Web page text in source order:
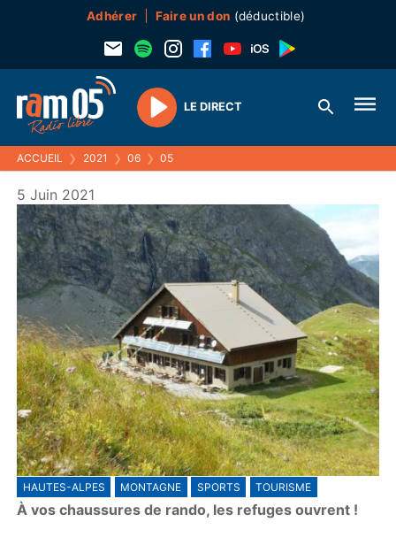
Adhérer Faire un don (déductible)
Play
LE DIRECT
ACCUEIL ❯ 2021 ❯ 06 ❯ 05
5 Juin 2021
HAUTES-ALPES MONTAGNE SPORTS TOURISME
À vos chaussures de rando, les refuges ouvrent !